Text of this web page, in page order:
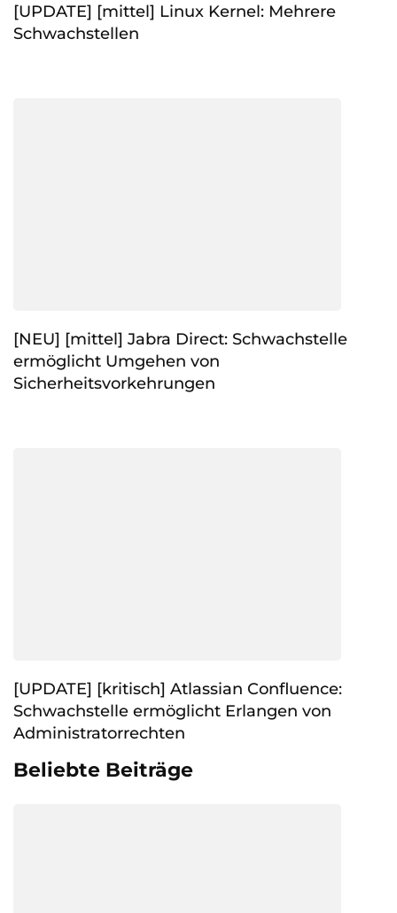
[UPDATE] [mittel] Linux Kernel: Mehrere
Schwachstellen
[NEU] [mittel] Jabra Direct: Schwachstelle
ermöglicht Umgehen von
Sicherheitsvorkehrungen
[UPDATE] [kritisch] Atlassian Confluence:
Schwachstelle ermöglicht Erlangen von
Administratorrechten
Beliebte Beiträge